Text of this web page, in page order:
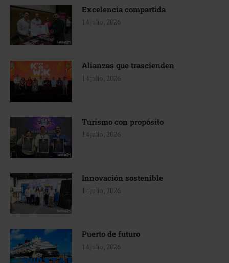
Excelencia compartida
14 julio, 2026
Alianzas que trascienden
14 julio, 2026
Turismo con propósito
14 julio, 2026
Innovación sostenible
14 julio, 2026
Puerto de futuro
14 julio, 2026